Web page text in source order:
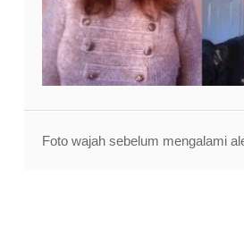
Foto wajah sebelum mengalami